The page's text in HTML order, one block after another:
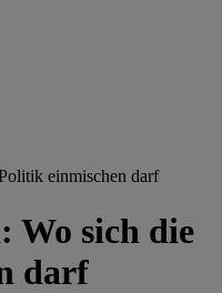
einmischen darf
Wo sich die
darf